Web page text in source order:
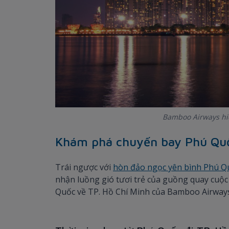
Bamboo Airways
Khám phá chuyến bay Phú
Trái ngược với hòn đảo ngọc yên bình Phú
nhận luồng gió tươi trẻ của guồng quay
Quốc về TP. Hồ Chí Minh của Bamboo